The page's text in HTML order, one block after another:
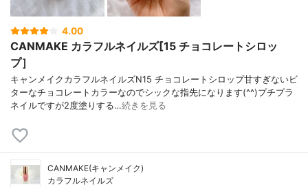
4.00
CANMAKE カラフルネイルズ[15 チョコレートシロッ
プ］
キャンメイクカラフルネイルズN15 チョコレートシロップ甘すぎないビ
ターなチョコレートカラーなのでシックな指先になります(^^)プチプラ
ネイルですが2度塗りする…続きを見る
CANMAKE(キャンメイク)
カラフルネイルズ